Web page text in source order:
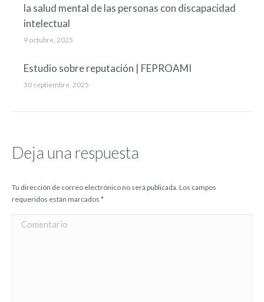
la salud mental de las personas con discapacidad
intelectual
9 octubre, 2025
Estudio sobre reputación | FEPROAMI
30 septiembre, 2025
Deja una respuesta
Tu dirección de correo electrónico no será publicada. Los campos
requeridos están marcados *
Comentario